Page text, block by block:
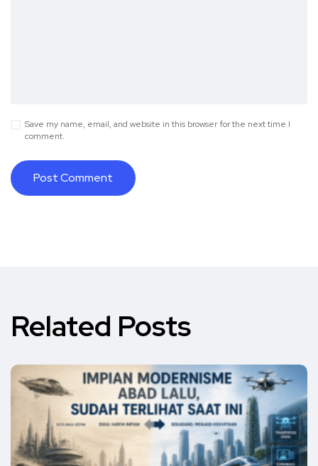
Save my name, email, and website in this browser for the next time I
comment.
Related Posts